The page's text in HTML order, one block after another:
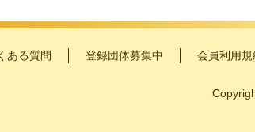
ある質問 登録団体募集中 会員利用規